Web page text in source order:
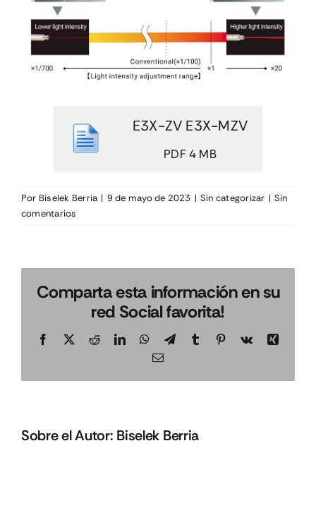
E3X-ZV E3X-MZV
PDF 4 MB
Por Biselek Berria | 9 de mayo de 2023 | Sin categorizar | Sin
comentarios
Comparta esta información en su
red Social favorita!
Facebook
X RedditLinkedInWhatsApp
TelegramTumblr Pinterest
Vk
Xing
Correo
Sobre el Autor: Biselek Berria